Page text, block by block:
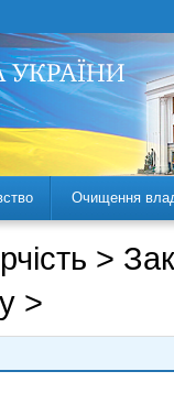
Очищення
>
>